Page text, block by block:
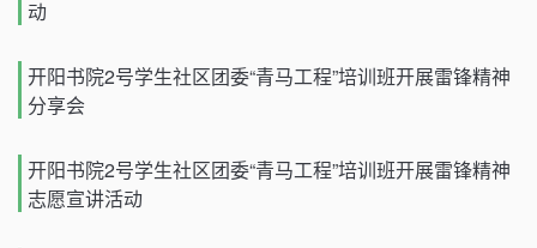
动
开阳书院2号学生社区团委“青马工程”培训班开展雷锋精神
分享会
开阳书院2号学生社区团委“青马工程”培训班开展雷锋精神
志愿宣讲活动